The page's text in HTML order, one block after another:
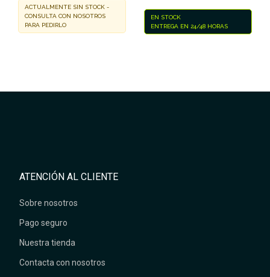
ACTUALMENTE SIN STOCK -
CONSULTA CON NOSOTROS
PARA PEDIRLO
EN STOCK
ENTREGA EN 24/48 HORAS
ATENCIÓN AL CLIENTE
Sobre nosotros
Pago seguro
Nuestra tienda
Contacta con nosotros